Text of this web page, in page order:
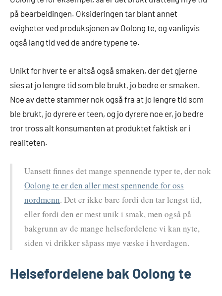
på bearbeidingen. Oksideringen tar blant annet
evigheter ved produksjonen av Oolong te, og vanligvis
også lang tid ved de andre typene te.
Unikt for hver te er altså også smaken, der det gjerne
sies at jo lengre tid som ble brukt, jo bedre er smaken.
Noe av dette stammer nok også fra at jo lengre tid som
ble brukt, jo dyrere er teen, og jo dyrere noe er, jo bedre
tror tross alt konsumenten at produktet faktisk er i
realiteten.
Uansett finnes det mange spennende typer te, der nok
Oolong te er den aller mest spennende for oss
nordmenn. Det er ikke bare fordi den tar lengst tid,
eller fordi den er mest unik i smak, men også på
bakgrunn av de mange helsefordelene vi kan nyte,
siden vi drikker såpass mye væske i hverdagen.
Helsefordelene bak Oolong te